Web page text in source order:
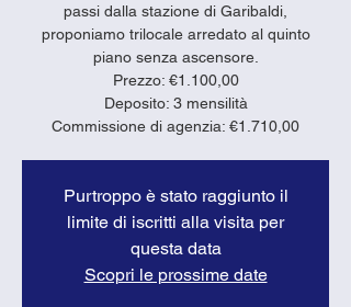
passi dalla stazione di Garibaldi,
proponiamo trilocale arredato al quinto
piano senza ascensore.
Prezzo: €1.100,00
Deposito: 3 mensilità
Purtroppo è stato raggiunto il
limite di iscritti alla visita per
questa data
Scopri le prossime date